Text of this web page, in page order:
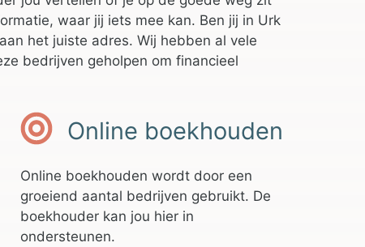
waar jij iets mee kan. Ben jij in Urk
het juiste adres. Wij hebben al vele
bedrijven geholpen om financieel
Online boekhouden
Online boekhouden wordt door een
groeiend aantal bedrijven gebruikt. De
boekhouder kan jou hier in
ondersteunen.